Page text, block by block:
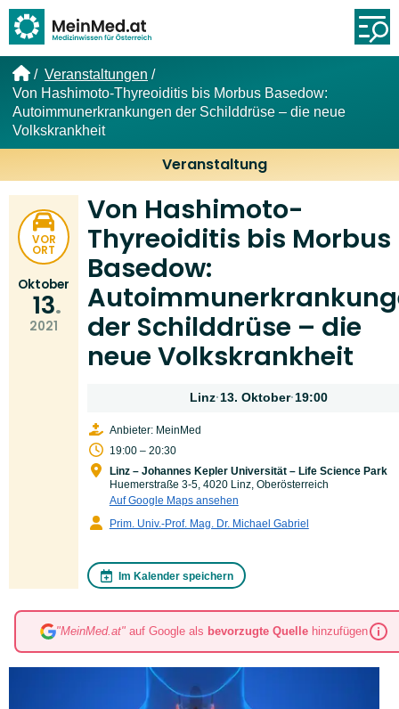
Veranstaltungen
Von Hashimoto-Thyreoiditis bis Morbus Basedow:
Autoimmunerkrankungen der Schilddrüse – die neue
Volkskrankheit
Veranstaltung
VOR
ORT
Oktober
13
2021
Von Hashimoto-
Thyreoiditis bis Morbus
Basedow:
der Schilddrüse – die
neue Volkskrankheit
Linz·13. Oktober·19:00
Anbieter: MeinMed
19:00 – 20:30
Linz – Johannes Kepler Universität – Life Science Park
Huemerstraße 3-5, 4020 Linz, Oberösterreich
Auf Google Maps ansehen
Prim. Univ.-Prof. Mag. Dr. Michael Gabriel
Im Kalender speichern
"MeinMed.at" auf Google als bevorzugte Quelle hinzufügen